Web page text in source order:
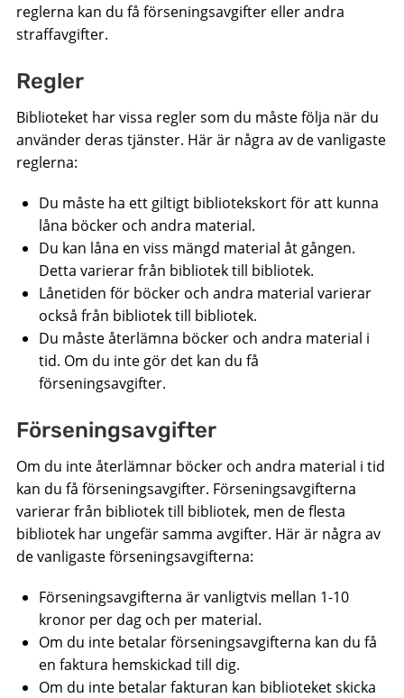
reglerna kan du få förseningsavgifter eller andra
straffavgifter.
Regler
Biblioteket har vissa regler som du måste följa när du
använder deras tjänster. Här är några av de vanligaste
reglerna:
Du måste ha ett giltigt bibliotekskort för att kunna
låna böcker och andra material.
Du kan låna en viss mängd material åt gången.
Detta varierar från bibliotek till bibliotek.
Lånetiden för böcker och andra material varierar
också från bibliotek till bibliotek.
Du måste återlämna böcker och andra material i
tid. Om du inte gör det kan du få
förseningsavgifter.
Förseningsavgifter
Om du inte återlämnar böcker och andra material i tid
kan du få förseningsavgifter. Förseningsavgifterna
varierar från bibliotek till bibliotek, men de flesta
bibliotek har ungefär samma avgifter. Här är några av
de vanligaste förseningsavgifterna:
Förseningsavgifterna är vanligtvis mellan 1-10
kronor per dag och per material.
Om du inte betalar förseningsavgifterna kan du få
en faktura hemskickad till dig.
Om du inte betalar fakturan kan biblioteket skicka